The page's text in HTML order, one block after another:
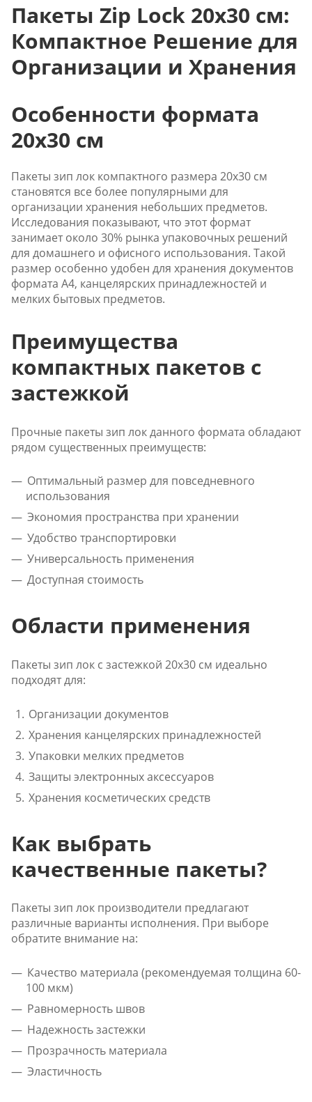
Пакеты Zip Lock 20x30 см:
Компактное Решение для
Организации и Хранения
Особенности формата
20x30 см
Пакеты зип лок компактного размера 20x30 см
становятся все более популярными для
организации хранения небольших предметов.
Исследования показывают, что этот формат
занимает около 30% рынка упаковочных решений
для домашнего и офисного использования. Такой
размер особенно удобен для хранения документов
формата А4, канцелярских принадлежностей и
мелких бытовых предметов.
Преимущества
компактных пакетов с
застежкой
Прочные пакеты зип лок данного формата обладают
рядом существенных преимуществ:
Оптимальный размер для повседневного
использования
Экономия пространства при хранении
Удобство транспортировки
Универсальность применения
Доступная стоимость
Области применения
Пакеты зип лок с застежкой 20x30 см идеально
подходят для:
Организации документов
Хранения канцелярских принадлежностей
Упаковки мелких предметов
Защиты электронных аксессуаров
Хранения косметических средств
Как выбрать
качественные пакеты?
Пакеты зип лок производители предлагают
различные варианты исполнения. При выборе
обратите внимание на:
Качество материала (рекомендуемая толщина 60-
100 мкм)
Равномерность швов
Надежность застежки
Прозрачность материала
Эластичность